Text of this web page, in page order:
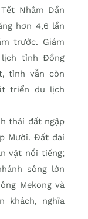
Nhâm Dần
hơn 4,6 lần
trước. Giám
lịch tỉnh Đồng
tỉnh vẫn còn
triển du lịch
thái đất ngập
Mười. Đất đai
vật nổi tiếng;
sông lớn
Mekong và
khách, nghĩa